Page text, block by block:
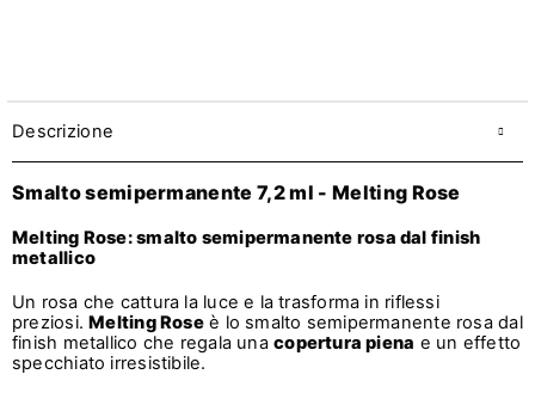
Descrizione
Smalto semipermanente 7,2 ml - Melting Rose
Melting Rose: smalto semipermanente rosa dal finish
metallico
Un rosa che cattura la luce e la trasforma in riflessi
preziosi.Melting Roseè lo smalto semipermanente rosa dal
finish metallico che regala unacopertura piena e un effetto
specchiato irresistibile.